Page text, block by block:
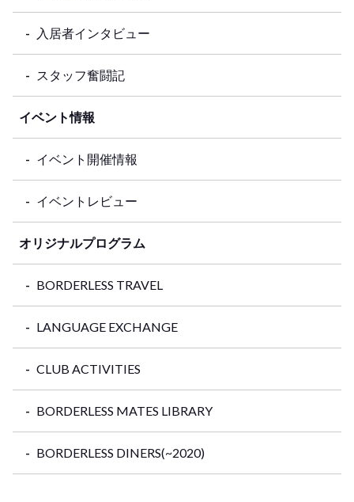
入居者インタビュー
スタッフ奮闘記
イベント情報
イベント開催情報
イベントレビュー
オリジナルプログラム
BORDERLESS TRAVEL
LANGUAGE EXCHANGE
CLUB ACTIVITIES
BORDERLESS MATES LIBRARY
BORDERLESS DINERS(~2020)